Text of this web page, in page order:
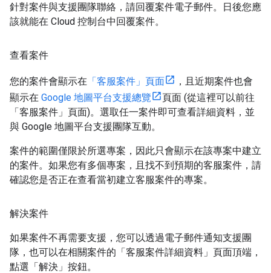
針對案件與支援團隊聯絡，請回覆案件電子郵件。日後您應
該就能在 Cloud 控制台中回覆案件。
查看案件
您的案件會顯示在 「客服案件」頁面
，且近期案件也會
顯示在 Google 地圖平台支援總覽
頁面 (從這裡可以前往
「客服案件」頁面)。選取任一案件即可查看詳細資料，並
與 Google 地圖平台支援團隊互動。
案件的範圍僅限於所選專案，因此只會顯示在該專案中建立
的案件。如果您有多個專案，且找不到預期的客服案件，請
確認您是否正在查看當初建立客服案件的專案。
解決案件
如果案件不再需要支援，您可以透過電子郵件通知支援團
隊，也可以在相關案件的「客服案件詳細資料」頁面頂端，
點選「解決」按鈕。